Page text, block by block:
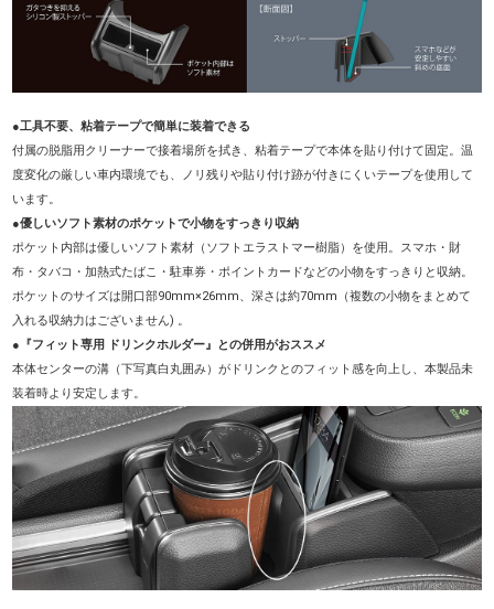
●工具不要、粘着テープで簡単に装着できる
付属の脱脂用クリーナーで接着場所を拭き、粘着テープで本体を貼り付けて固定。温
度変化の厳しい車内環境でも、ノリ残りや貼り付け跡が付きにくいテープを使用して
います。
●優しいソフト素材のポケットで小物をすっきり収納
ポケット内部は優しいソフト素材（ソフトエラストマー樹脂）を使用。スマホ・財
布・タバコ・加熱式たばこ・駐車券・ポイントカードなどの小物をすっきりと収納。
ポケットのサイズは開口部90mm×26mm、深さは約70mm（複数の小物をまとめて
入れる収納力はございません) 。
● 『フィット専用 ドリンクホルダー』との併用がおススメ
本体センターの溝（下写真白丸囲み）がドリンクとのフィット感を向上し、本製品未
装着時より安定します。